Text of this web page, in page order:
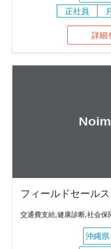
正社員
詳細
フィールドセールス
交通費支給,健康診断,社会
沖縄県